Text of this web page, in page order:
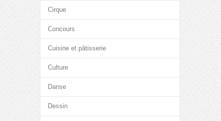
Cirque
Concours
Cuisine et pâtisserie
Culture
Danse
Dessin